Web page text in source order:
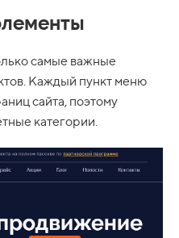
самые важные
Каждый пункт меню
сайта, поэтому
категории.